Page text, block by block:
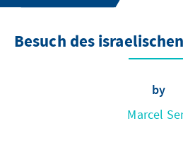
Besuch des
by
Marcel